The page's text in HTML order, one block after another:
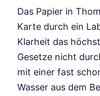
Das Papier in
Karte durch ein
Klarheit das
Gesetze nicht
mit einer fast
Wasser aus dem